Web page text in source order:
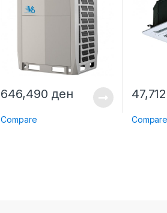
646,490 ден
Compare